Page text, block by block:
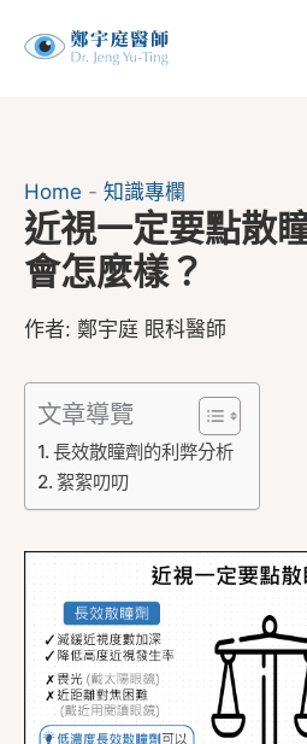
Home - 知識專欄
近視一定要點散
會怎麼樣？
作者: 鄭宇庭 眼科醫師
文章導覽
長效散瞳劑的利弊分析
絮絮叨叨